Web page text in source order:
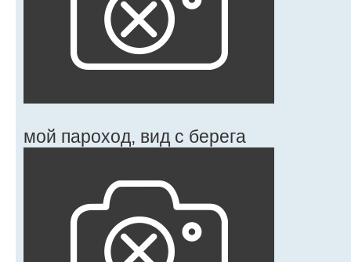
мой пароход, вид с берега